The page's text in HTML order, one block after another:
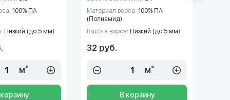
100% ПА
Низкий (до 5 мм)
м²
Материал ворса: 100% ПА
(Полиамид)
Высота ворса: Низкий (до 5 мм)
32 руб.
м²
В корзину